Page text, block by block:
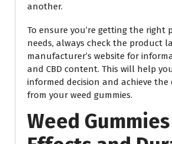
another.
To ensure you’re getting the right
needs, always check the product
manufacturer’s website for
and CBD content. This will help
informed decision and achieve the
from your weed gummies.
Weed Gummies